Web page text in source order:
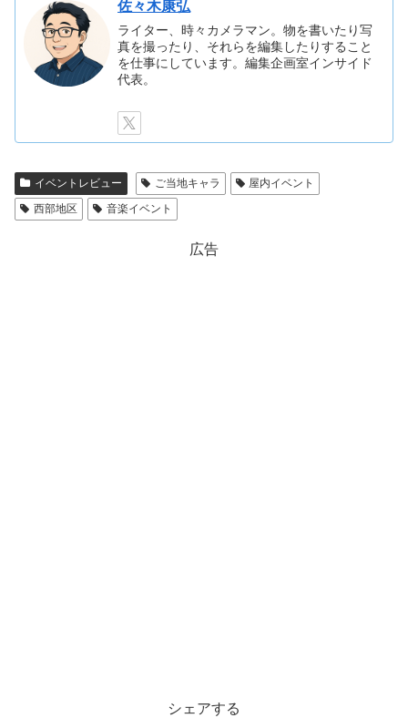
佐々木康弘
ライター、時々カメラマン。物を書いたり写
真を撮ったり、それらを編集したりすること
を仕事にしています。編集企画室インサイド
代表。
イベントレビュー ご当地キャラ
屋内イベント
西部地区
音楽イベント
広告
シェアする